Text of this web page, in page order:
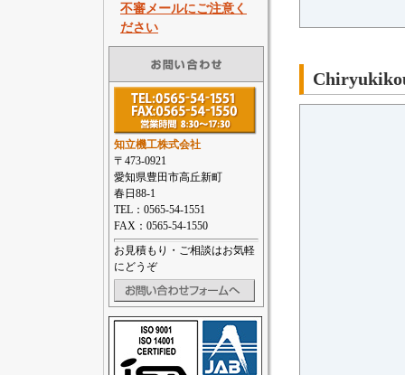
不審メールにご注意く
ださい
知立機工株式会社
〒473-0921
愛知県豊田市高丘新町
春日88-1
TEL：0565-54-1551
FAX：0565-54-1550
お見積もり・ご相談はお気軽
にどうぞ